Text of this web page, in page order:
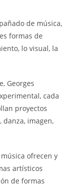
de música,
formas de
lo visual, la
Georges
cada
proyectos
imagen,
ofrecen y
artísticos
de formas